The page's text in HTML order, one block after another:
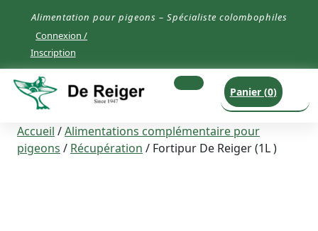
directement
contenu
Alimentation pour pigeons – Spécialiste colombophiles
Connexion /
Inscription
Open
Button
Panier (0)
Accueil /Alimentations complémentaire pour
pigeons / Récupération / Fortipur De Reiger (1L )